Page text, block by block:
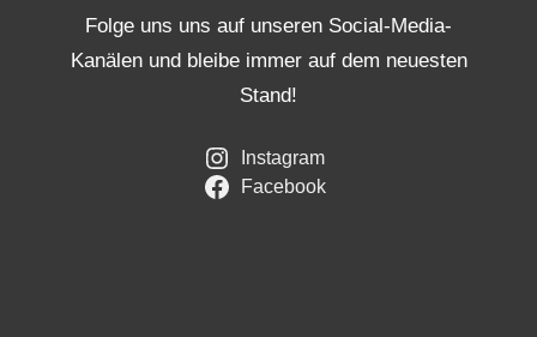
Folge uns uns auf unseren Social-Media-
Kanälen und bleibe immer auf dem neuesten
Stand!
Instagram
Facebook